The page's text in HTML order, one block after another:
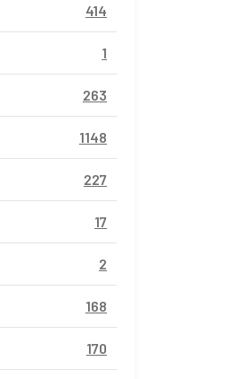
414
1
263
1148
227
17
2
168
170